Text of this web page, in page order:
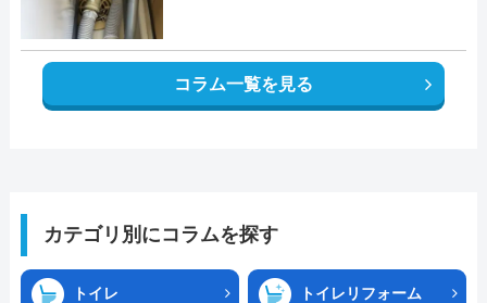
コラム一覧を見る
カテゴリ別にコラムを探す
トイレ トイレリフォーム